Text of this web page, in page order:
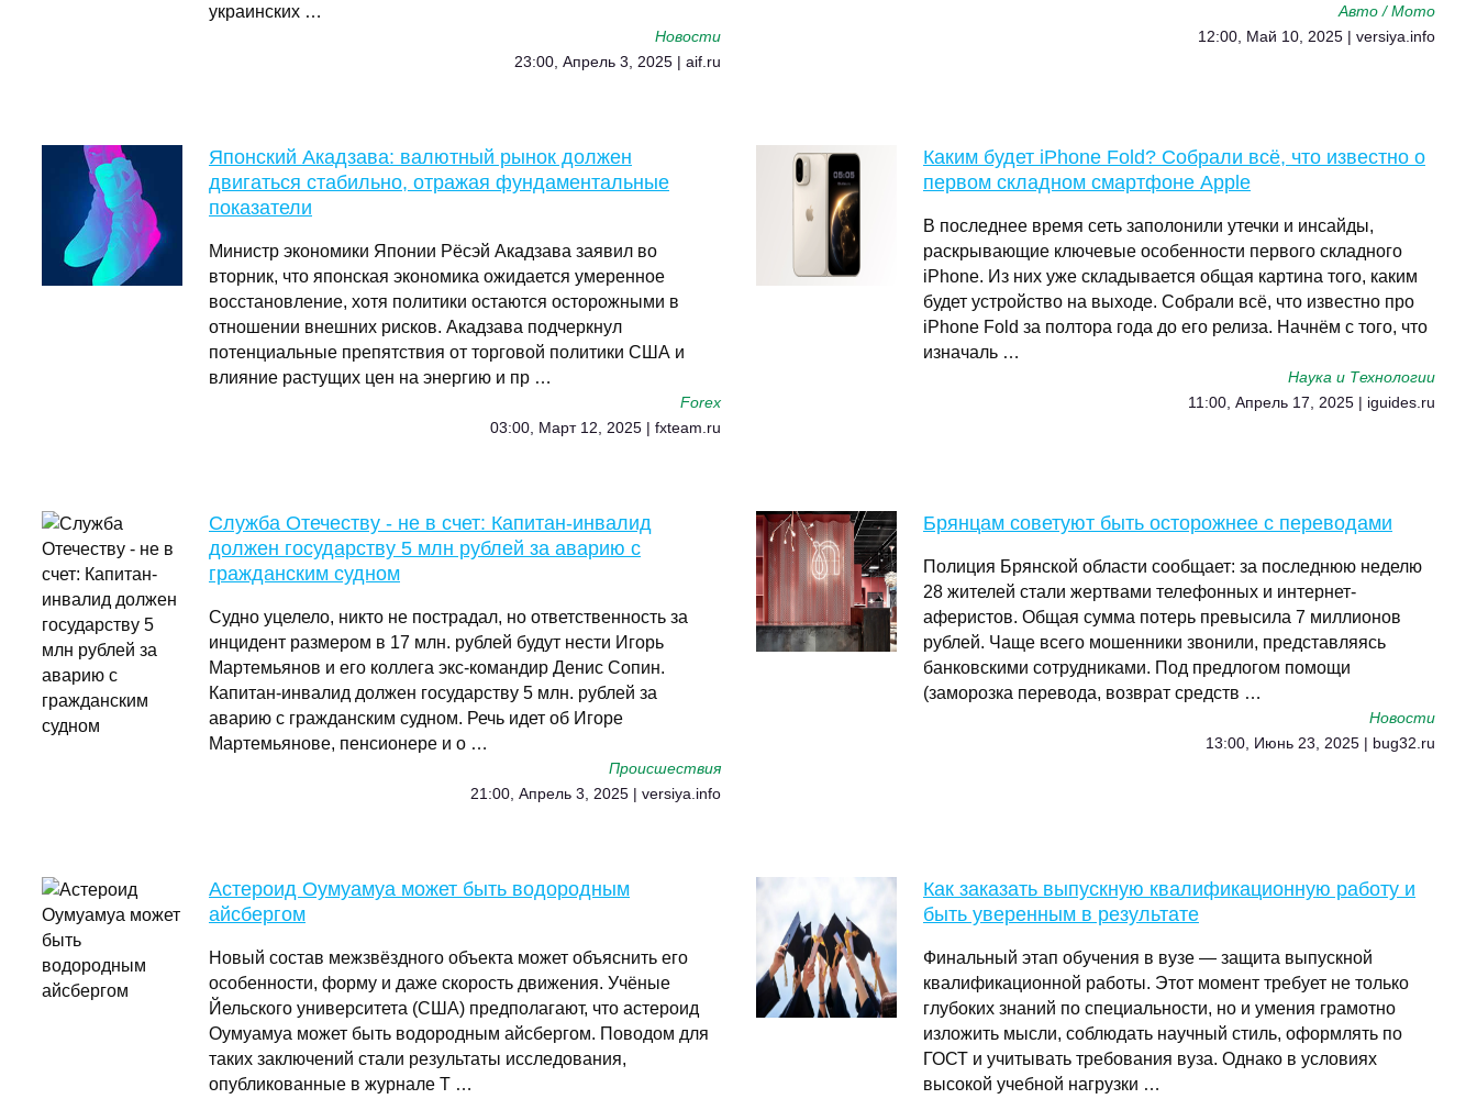
украинских …
Новости
23:00, Апрель 3, 2025 | aif.ru
Авто / Мото
12:00, Май 10, 2025 | versiya.info
Японский Акадзава: валютный рынок должен
двигаться стабильно, отражая фундаментальные
показатели
Министр экономики Японии Рёсэй Акадзава заявил во
вторник, что японская экономика ожидается умеренное
восстановление, хотя политики остаются осторожными в
отношении внешних рисков. Акадзава подчеркнул
потенциальные препятствия от торговой политики США и
влияние растущих цен на энергию и пр …
Forex
03:00, Март 12, 2025 | fxteam.ru
Каким будет iPhone Fold? Собрали всё, что известно о
первом складном смартфоне Apple
В последнее время сеть заполонили утечки и инсайды,
раскрывающие ключевые особенности первого складного
iPhone. Из них уже складывается общая картина того, каким
будет устройство на выходе. Собрали всё, что известно про
iPhone Fold за полтора года до его релиза. Начнём с того, что
изначаль …
Наука и Технологии
11:00, Апрель 17, 2025 | iguides.ru
Служба Отечеству - не в счет: Капитан-инвалид
должен государству 5 млн рублей за аварию с
гражданским судном
Судно уцелело, никто не пострадал, но ответственность за
инцидент размером в 17 млн. рублей будут нести Игорь
Мартемьянов и его коллега экс-командир Денис Сопин.
Капитан-инвалид должен государству 5 млн. рублей за
аварию с гражданским судном. Речь идет об Игоре
Мартемьянове, пенсионере и о …
Происшествия
21:00, Апрель 3, 2025 | versiya.info
Брянцам советуют быть осторожнее с переводами
Полиция Брянской области сообщает: за последнюю неделю
28 жителей стали жертвами телефонных и интернет-
аферистов. Общая сумма потерь превысила 7 миллионов
рублей. Чаще всего мошенники звонили, представляясь
банковскими сотрудниками. Под предлогом помощи
(заморозка перевода, возврат средств …
Новости
13:00, Июнь 23, 2025 | bug32.ru
Астероид Оумуамуа может быть водородным
айсбергом
Новый состав межзвёздного объекта может объяснить его
особенности, форму и даже скорость движения. Учёные
Йельского университета (США) предполагают, что астероид
Оумуамуа может быть водородным айсбергом. Поводом для
таких заключений стали результаты исследования,
опубликованные в журнале T …
Как заказать выпускную квалификационную работу и
быть уверенным в результате
Финальный этап обучения в вузе — защита выпускной
квалификационной работы. Этот момент требует не только
глубоких знаний по специальности, но и умения грамотно
изложить мысли, соблюдать научный стиль, оформлять по
ГОСТ и учитывать требования вуза. Однако в условиях
высокой учебной нагрузки …